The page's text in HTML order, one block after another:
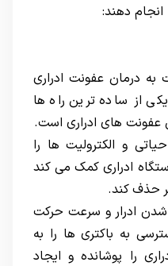
انجام دهند:
درمان عفونت ادراری
از ساده ترین راه ها
عفونت های ادراری است.
و الکترولیت ها را
ادراری کمک می کند
حذف کند.
ادرار و سرعت حرکت
به باکتری ها را به
را پوشانده و ایجاد